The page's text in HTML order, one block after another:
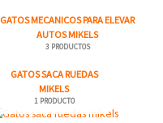
GATOS MECANICOS PARA ELEVAR
AUTOS MIKELS
3 PRODUCTOS
GATOS SACA RUEDAS
MIKELS
1 PRODUCTO